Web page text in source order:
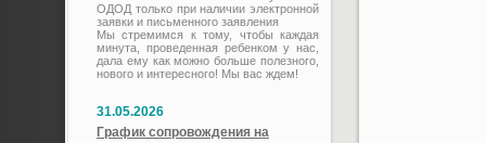
ОДОД только при наличии электронной
заявки и письменного заявления
Мы стремимся к тому, чтобы каждая
минута, проведенная ребенком у нас,
дала ему как можно больше полезного,
нового и интересного! Мы вас ждем!
31.05.2026
График сопровождения на